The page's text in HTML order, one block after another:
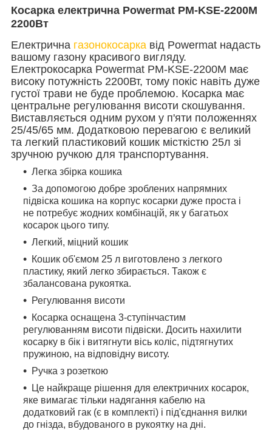
Косарка електрична Powermat PM-KSE-2200M
2200Вт
Електрична газонокосарка від Powermat надасть
вашому газону красивого вигляду.
Електрокосарка Powermat PM-KSE-2200M має
високу потужність 2200Вт, тому покіс навіть дуже
густої трави не буде проблемою. Косарка має
центральне регулювання висоти скошування.
Виставляється одним рухом у п'яти положеннях
25/45/65 мм. Додатковою перевагою є великий
та легкий пластиковий кошик місткістю 25л зі
зручною ручкою для транспортування.
Легка збірка кошика
За допомогою добре зроблених напрямних
підвіска кошика на корпус косарки дуже проста і
не потребує жодних комбінацій, як у багатьох
косарок цього типу.
Легкий, міцний кошик
Кошик об'ємом 25 л виготовлено з легкого
пластику, який легко збирається. Також є
збалансована рукоятка.
Регулювання висоти
Косарка оснащена 3-ступінчастим
регулюванням висоти підвіски. Досить нахилити
косарку в бік і витягнути вісь коліс, підтягнутих
пружиною, на відповідну висоту.
Ручка з розеткою
Це найкраще рішення для електричних косарок,
яке вимагає тільки надягання кабелю на
додатковий гак (є в комплекті) і під'єднання вилки
до гнізда, вбудованого в рукоятку на дні.